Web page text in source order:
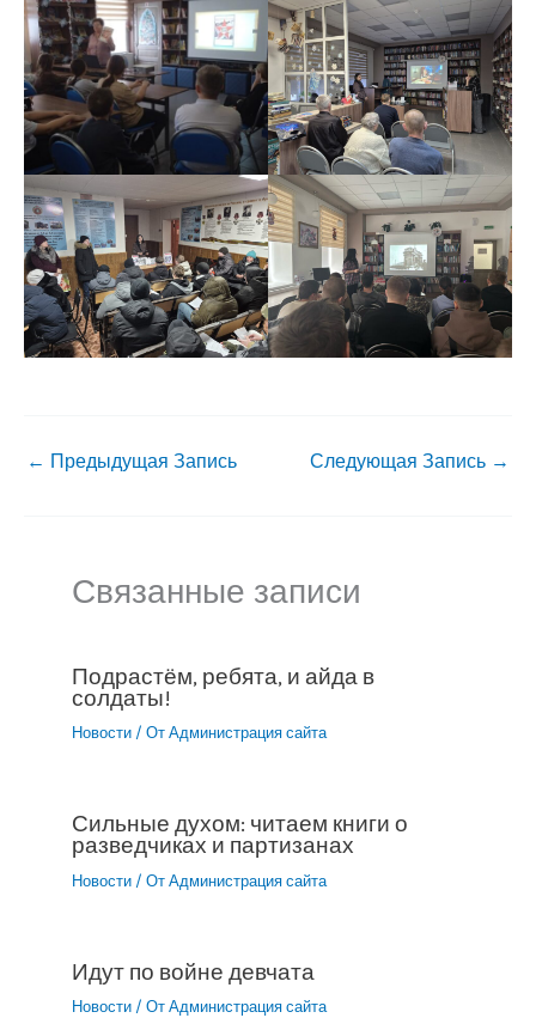
← Предыдущая Запись Следующая Запись →
Связанные записи
Подрастём, ребята, и айда в
солдаты!
Новости / От Администрация сайта
Сильные духом: читаем книги о
разведчиках и партизанах
Новости / От Администрация сайта
Идут по войне девчата
Новости / От Администрация сайта